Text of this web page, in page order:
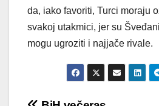
da, iako favoriti, Turci moraju
svakoj utakmici, jer su
mogu ugroziti i najjače rivale.